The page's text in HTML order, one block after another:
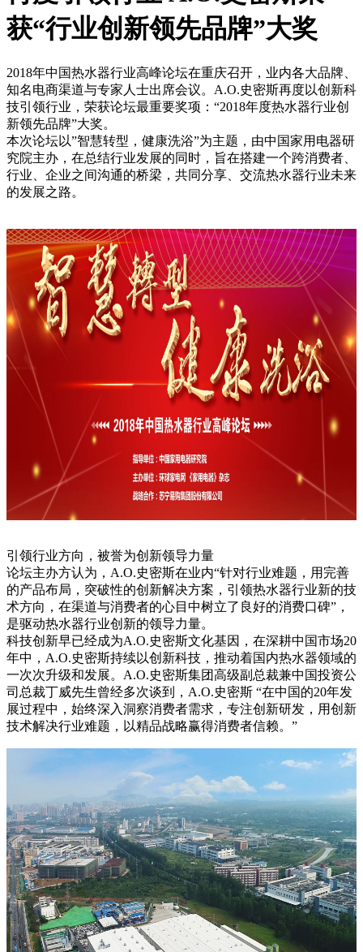
获“行业创新领先品牌”大奖
2018年中国热水器行业高峰论坛在重庆召开，业内各大品牌、
知名电商渠道与专家人士出席会议。A.O.史密斯再度以创新科
技引领行业，荣获论坛最重要奖项：“2018年度热水器行业创
新领先品牌”大奖。
本次论坛以”智慧转型，健康洗浴”为主题，由中国家用电器研
究院主办，在总结行业发展的同时，旨在搭建一个跨消费者、
行业、企业之间沟通的桥梁，共同分享、交流热水器行业未来
的发展之路。
引领行业方向，被誉为创新领导力量
论坛主办方认为，A.O.史密斯在业内“针对行业难题，用完善
的产品布局，突破性的创新解决方案，引领热水器行业新的技
术方向，在渠道与消费者的心目中树立了良好的消费口碑”，
是驱动热水器行业创新的领导力量。
科技创新早已经成为A.O.史密斯文化基因，在深耕中国市场20
年中，A.O.史密斯持续以创新科技，推动着国内热水器领域的
一次次升级和发展。A.O.史密斯集团高级副总裁兼中国投资公
司总裁丁威先生曾经多次谈到，A.O.史密斯 “在中国的20年发
展过程中，始终深入洞察消费者需求，专注创新研发，用创新
技术解决行业难题，以精品战略赢得消费者信赖。”